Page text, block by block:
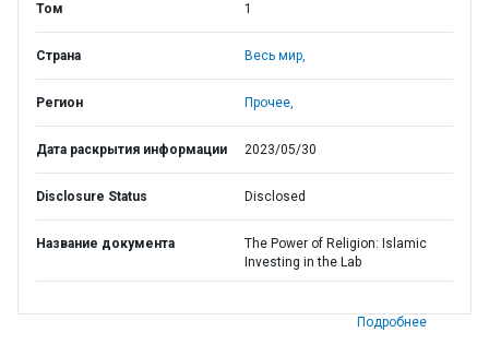
Том 1
Страна Весь мир,
Регион Прочее,
Дата раскрытия информации 2023/05/30
Disclosure Status Disclosed
Название документа
The Power of Religion: Islamic
Investing in the Lab
Подробнее